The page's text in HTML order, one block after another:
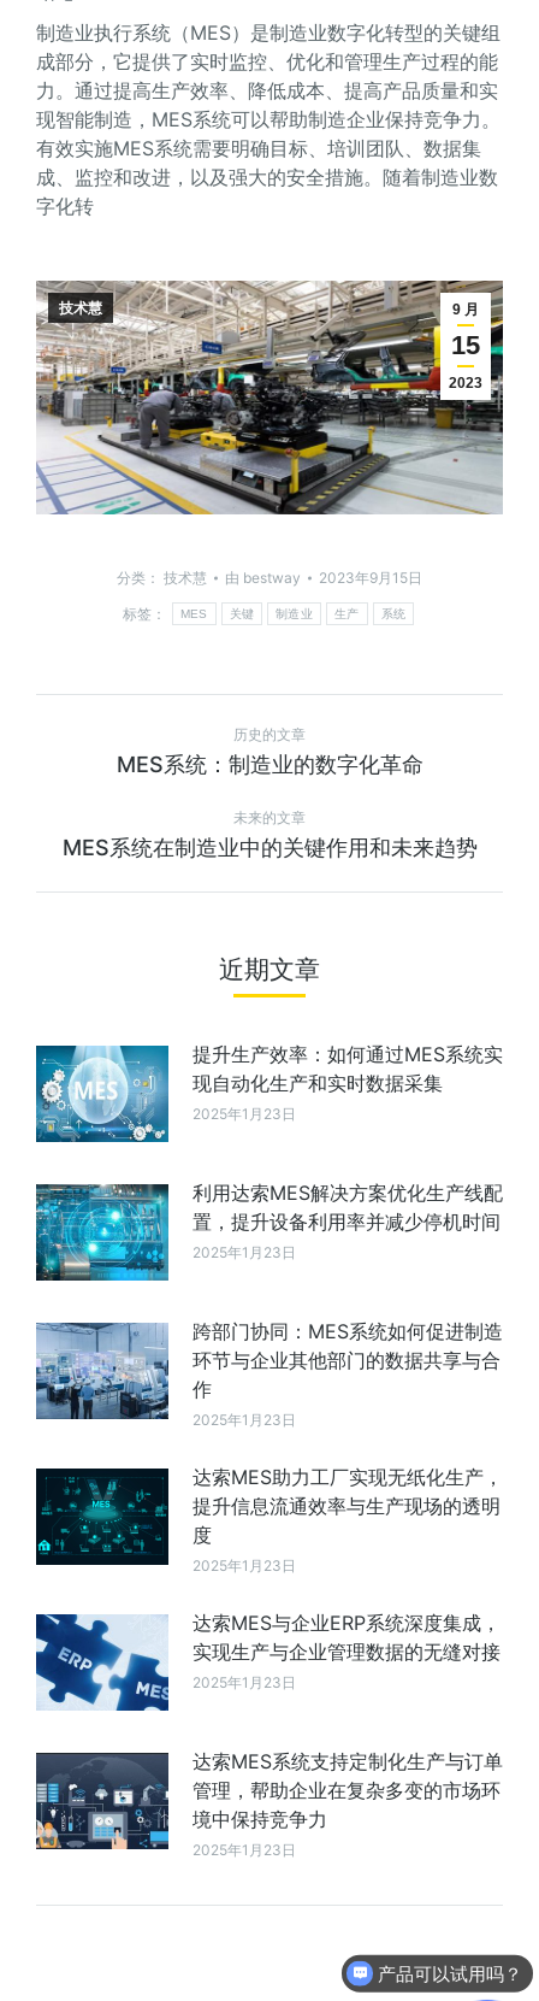
制造业执行系统（MES）是制造业数字化转型的关键组
成部分，它提供了实时监控、优化和管理生产过程的能
力。通过提高生产效率、降低成本、提高产品质量和实
现智能制造，MES系统可以帮助制造企业保持竞争力。
有效实施MES系统需要明确目标、培训团队、数据集
成、监控和改进，以及强大的安全措施。随着制造业数
字化转
9 月
15
2023
技术慧
分类： 技术慧 由 bestway
2023年9月15日
标签：
MES 关键 制造业 生产 系统
历史的文章
MES系统：制造业的数字化革命
未来的文章
MES系统在制造业中的关键作用和未来趋势
近期文章
提升生产效率：如何通过MES系统实
现自动化生产和实时数据采集
2025年1月23日
利用达索MES解决方案优化生产线配
置，提升设备利用率并减少停机时间
2025年1月23日
跨部门协同：MES系统如何促进制造
环节与企业其他部门的数据共享与合
作
2025年1月23日
达索MES助力工厂实现无纸化生产，
提升信息流通效率与生产现场的透明
度
2025年1月23日
达索MES与企业ERP系统深度集成，
实现生产与企业管理数据的无缝对接
2025年1月23日
达索MES系统支持定制化生产与订单
管理，帮助企业在复杂多变的市场环
境中保持竞争力
2025年1月23日
软件有折扣吗？